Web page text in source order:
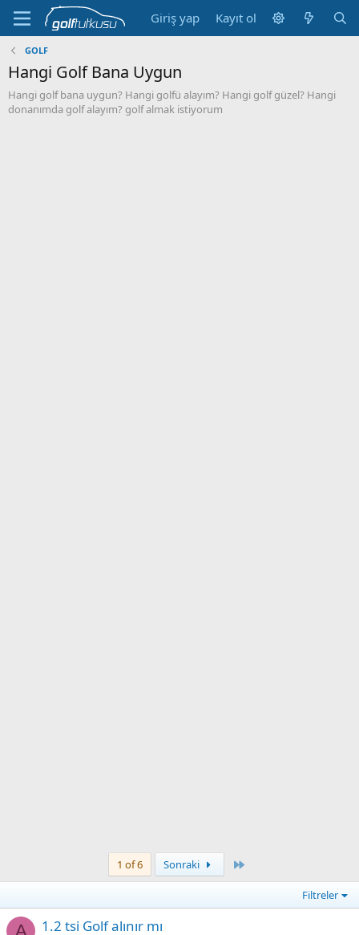
Giriş yap Kayıt ol
GOLF
Hangi Golf Bana Uygun
Hangi golf bana uygun? Hangi golfü alayım? Hangi golf güzel? Hangi
donanımda golf alayım? golf almak istiyorum
1 of 6 Sonraki
Filtreler
A 1.2 tsi Golf alınır mı